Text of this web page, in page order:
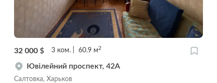
32 000 $ 3 ком. 60.9 м 2
Ювілейний проспект, 42А
Салтовка, Харьков